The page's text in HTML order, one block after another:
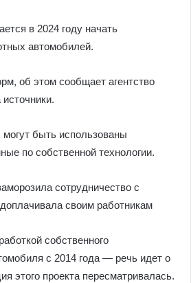
в 2024 году начать
автомобилей.
об этом сообщает агентство
быть использованы
по собственной технологии.
сотрудничество с
своим работникам
собственного
с 2014 года — речь идет о
этого проекта пересматривалась.